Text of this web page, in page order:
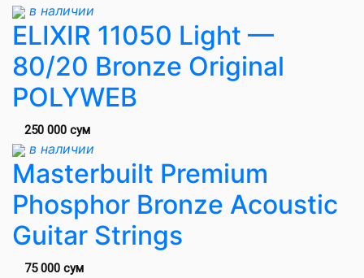
в наличии
ELIXIR 11050 Light —
80/20 Bronze Original
POLYWEB
250 000 сум
в наличии
Masterbuilt Premium
Phosphor Bronze Acoustic
Guitar Strings
75 000 сум